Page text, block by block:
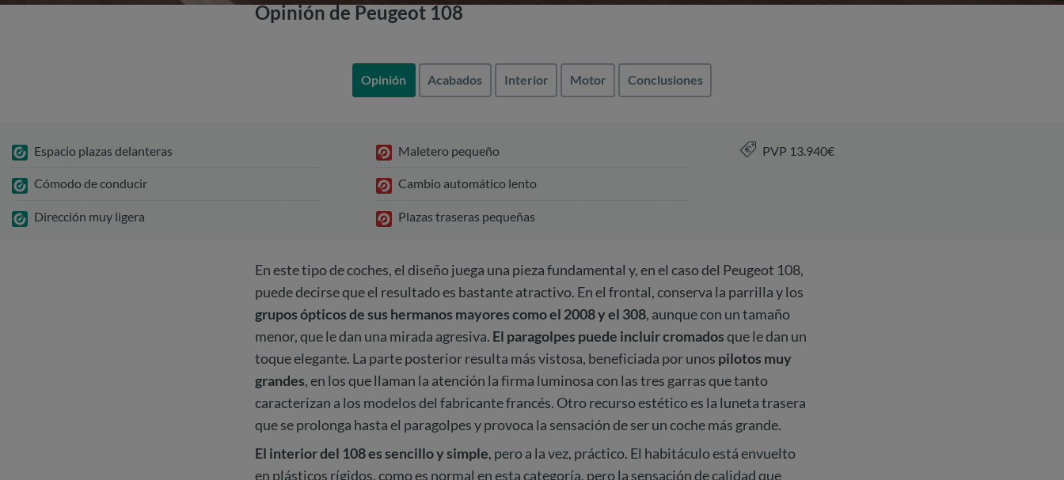
Opinión de Peugeot 108
Opinión Acabados Interior Motor Conclusiones
Espacio plazas delanteras
Cómodo de conducir
Dirección muy ligera
Maletero pequeño
Cambio automático lento
Plazas traseras pequeñas
PVP 13.940€
En este tipo de coches, el diseño juega una pieza fundamental y, en el caso del Peugeot 108,
puede decirse que el resultado es bastante atractivo. En el frontal, conserva la parrilla y los
grupos ópticos de sus hermanos mayores como el 2008 y el 308, aunque con un tamaño
menor, que le dan una mirada agresiva. El paragolpes puede incluir cromadosque le dan un
toque elegante. La parte posterior resulta más vistosa, beneficiada por unos pilotos muy
grandes, en los que llaman la atención la firma luminosa con las tres garras que tanto
caracterizan a los modelos del fabricante francés. Otro recurso estético es la luneta trasera
que se prolonga hasta el paragolpes y provoca la sensación de ser un coche más grande.
El interior del 108 es sencillo y simple, pero a la vez, práctico. El habitáculo está envuelto
en plásticos rígidos, como es normal en esta categoría, pero la sensación de calidad que